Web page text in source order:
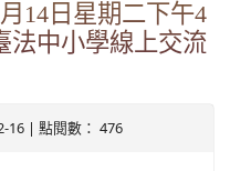
14日星期二下午4
法中小學線上交流
16 | 點閱數： 476